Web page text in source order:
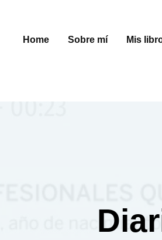
Home Sobre mí Mis